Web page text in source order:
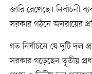
জারি রেখেছে। নির্বাচনী
সরকার গঠনে জনরায়ের
গত নির্বাচনে যে দুটি দল
সরকার গড়েছেন তৃতীয়